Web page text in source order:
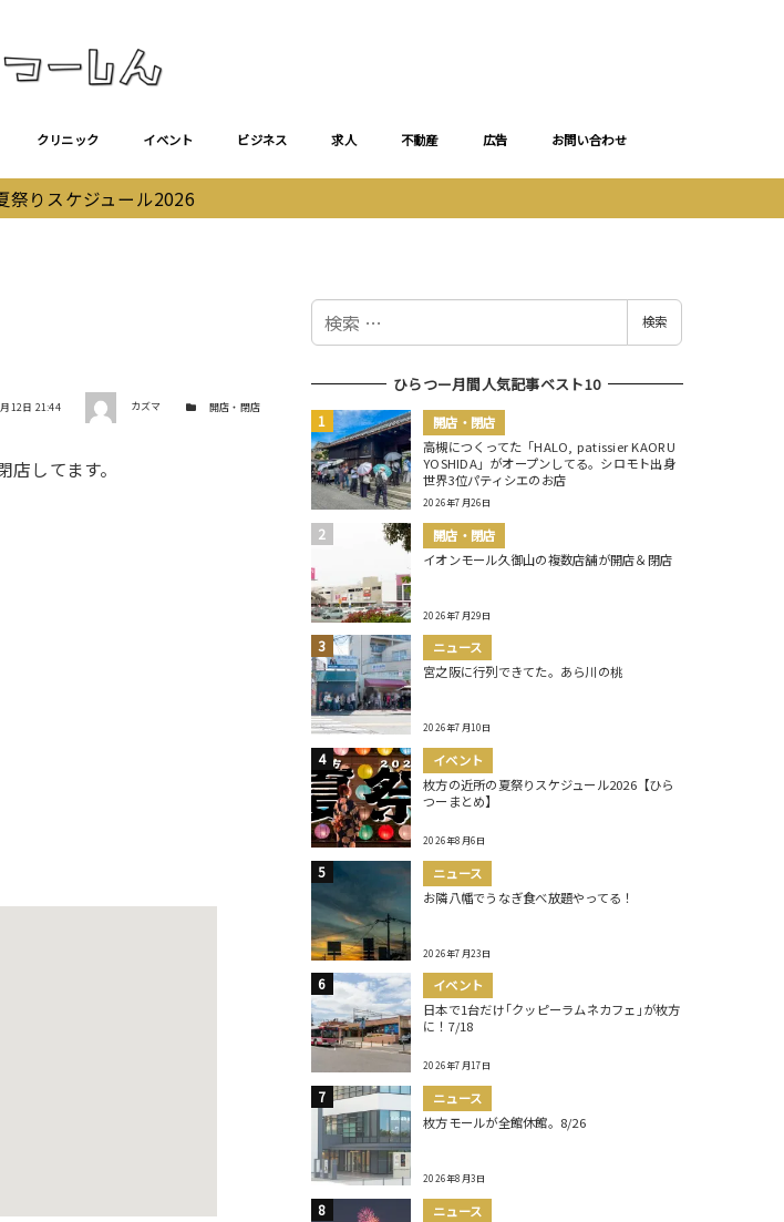
クリニック イベント ビジネス 求人 不動産 広告 お問い合わせ
祭りスケジュール2026
12日 21:44 著者 カズマ カテゴリー開店・閉店
してます。
検
検索
ひらつー月間人気記事ベスト10
開店・閉店
高槻につくってた「HALO, patissier KAORU
YOSHIDA」がオープンしてる。シロモト出身
世界3位パティシエのお店
2026年7月26日
開店・閉店
イオンモール久御山の複数店舗が開店＆閉店
2026年7月29日
ニュース
宮之阪に行列できてた。あら川の桃
2026年7月10日
イベント
枚方の近所の夏祭りスケジュール2026【ひら
つーまとめ】
2026年8月6日
ニュース
お隣八幡でうなぎ食べ放題やってる！
2026年7月23日
イベント
日本で1台だけ｢クッピーラムネカフェ｣が枚方
に！7/18
2026年7月17日
ニュース
枚方モールが全館休館。8/26
2026年8月3日
ニュース